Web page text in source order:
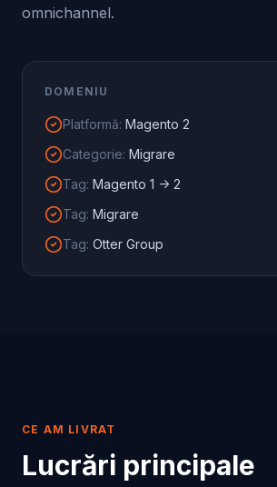
omnichannel.
DOMENIU
Platformă: Magento 2
Categorie: Migrare
Tag: Magento 1 -> 2
Tag: Migrare
Tag: Otter Group
CE AM LIVRAT
Lucrări principale